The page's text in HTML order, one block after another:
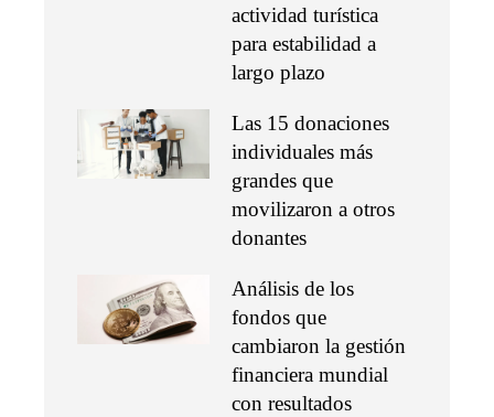
actividad turística
para estabilidad a
largo plazo
Las 15 donaciones
individuales más
grandes que
movilizaron a otros
donantes
Análisis de los
fondos que
cambiaron la gestión
financiera mundial
con resultados